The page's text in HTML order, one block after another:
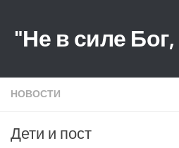
"Не в силе
НОВОСТИ
Дети и пост